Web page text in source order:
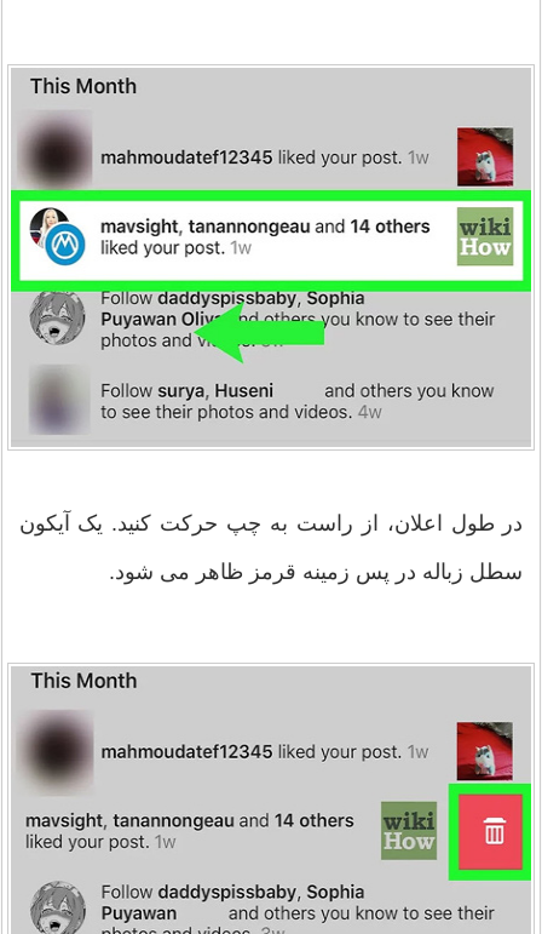
در طول اعلان، از راست به چپ حرکت کنید. یک آیکون
سطل زباله در پس زمینه قرمز ظاهر می شود.